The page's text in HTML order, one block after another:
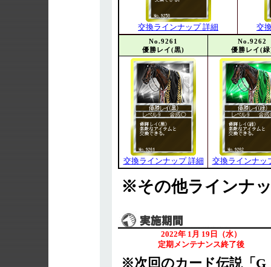
交換ラインナップ 詳細 交
No.9261
優勝レイ(黒)
No.9262
優勝レイ(
交換ラインナップ 詳細 交換ラインナッ
※その他ラインナ
2022年 1月 19日（水）
定期メンテナンス終了後
※次回のカード伝説「